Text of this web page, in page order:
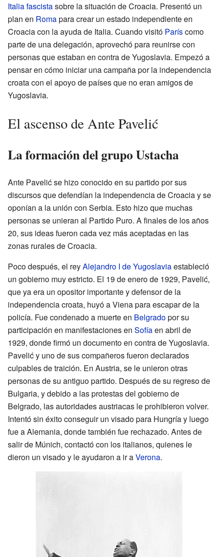
Italia fascistasobre la situación de Croacia. Presentó un
plan en Romapara crear un estado independiente en
Croacia con la ayuda de Italia. Cuando visitó Paríscomo
parte de una delegación, aprovechó para reunirse con
personas que estaban en contra de Yugoslavia. Empezó a
pensar en cómo iniciar una campaña por la independencia
croata con el apoyo de países que no eran amigos de
Yugoslavia.
El ascenso de Ante Pavelić
La formación del grupo Ustacha
Ante Pavelić se hizo conocido en su partido por sus
discursos que defendían la independencia de Croacia y se
oponían a la unión con Serbia. Esto hizo que muchas
personas se unieran al Partido Puro. A finales de los años
20, sus ideas fueron cada vez más aceptadas en las
zonas rurales de Croacia.
Poco después, el reyAlejandro I de Yugoslaviaestableció
un gobierno muy estricto. El 19 de enero de 1929, Pavelić,
que ya era un opositor importante y defensor de la
independencia croata, huyó a Viena para escapar de la
policía. Fue condenado a muerte en Belgradopor su
participación en manifestaciones en Sofíaen abril de
1929, donde firmó un documento en contra de Yugoslavia.
Pavelić y uno de sus compañeros fueron declarados
culpables de traición. En Austria, se le unieron otras
personas de su antiguo partido. Después de su regreso de
Bulgaria, y debido a las protestas del gobierno de
Belgrado, las autoridades austriacas le prohibieron volver.
Intentó sin éxito conseguir un visado para Hungría y luego
fue a Alemania, donde también fue rechazado. Antes de
salir de Múnich, contactó con los italianos, quienes le
dieron un visado y le ayudaron a ir aVerona.